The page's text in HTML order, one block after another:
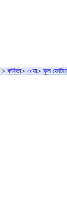
> কবিতা> খেয়া> ফুল